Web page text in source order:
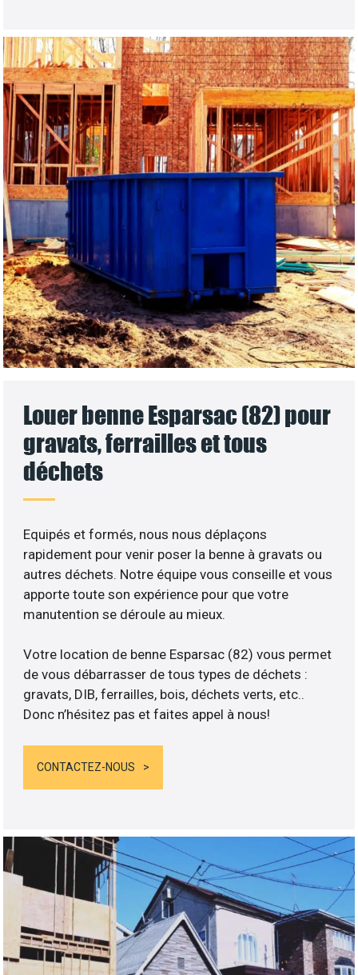
Louer benne Esparsac (82) pour
gravats, ferrailles et tous
déchets
Equipés et formés, nous nous déplaçons
rapidement pour venir poser la benne à gravats ou
autres déchets. Notre équipe vous conseille et vous
apporte toute son expérience pour que votre
manutention se déroule au mieux.
Votre location de benne Esparsac (82) vous permet
de vous débarrasser de tous types de déchets :
gravats, DIB, ferrailles, bois, déchets verts, etc..
Donc n’hésitez pas et faites appel à nous!
CONTACTEZ-NOUS